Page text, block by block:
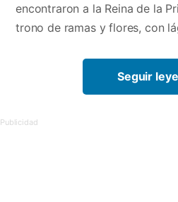
encontraron a la Reina de la
trono de ramas y flores, con
Seguir